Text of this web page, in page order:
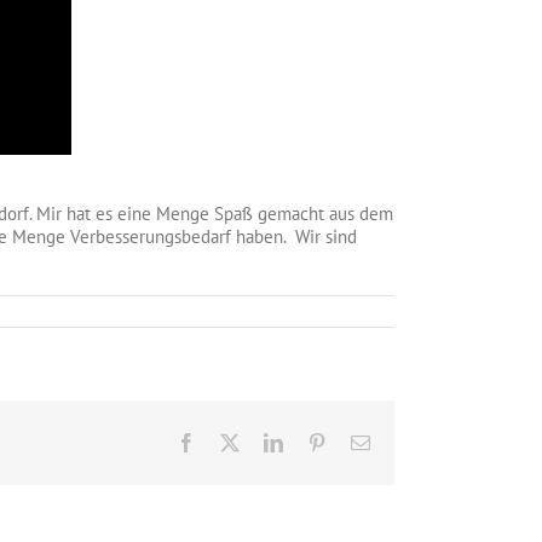
Mir hat es eine Menge Spaß gemacht aus dem
Verbesserungsbedarf haben. Wir sind
Facebook LinkedInPinterest
E-